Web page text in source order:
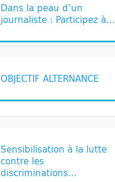
Dans la peau d’un
journaliste : Participez à...
OBJECTIF ALTERNANCE
Sensibilisation à la lutte
contre les
discriminations...